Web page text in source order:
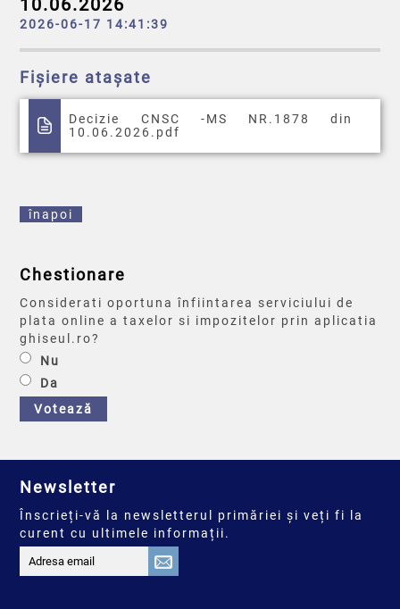
10.06.2026
2026-06-17 14:41:39
Fișiere atașate
Decizie CNSC -MS NR.1878 din
10.06.2026.pdf
înapoi
Chestionare
Considerati oportuna înfiintarea serviciului de
plata online a taxelor si impozitelor prin aplicatia
ghiseul.ro?
Nu
Da
Votează
Newsletter
Înscrieți-vă la newsletterul primăriei și veți fi la
curent cu ultimele informații.